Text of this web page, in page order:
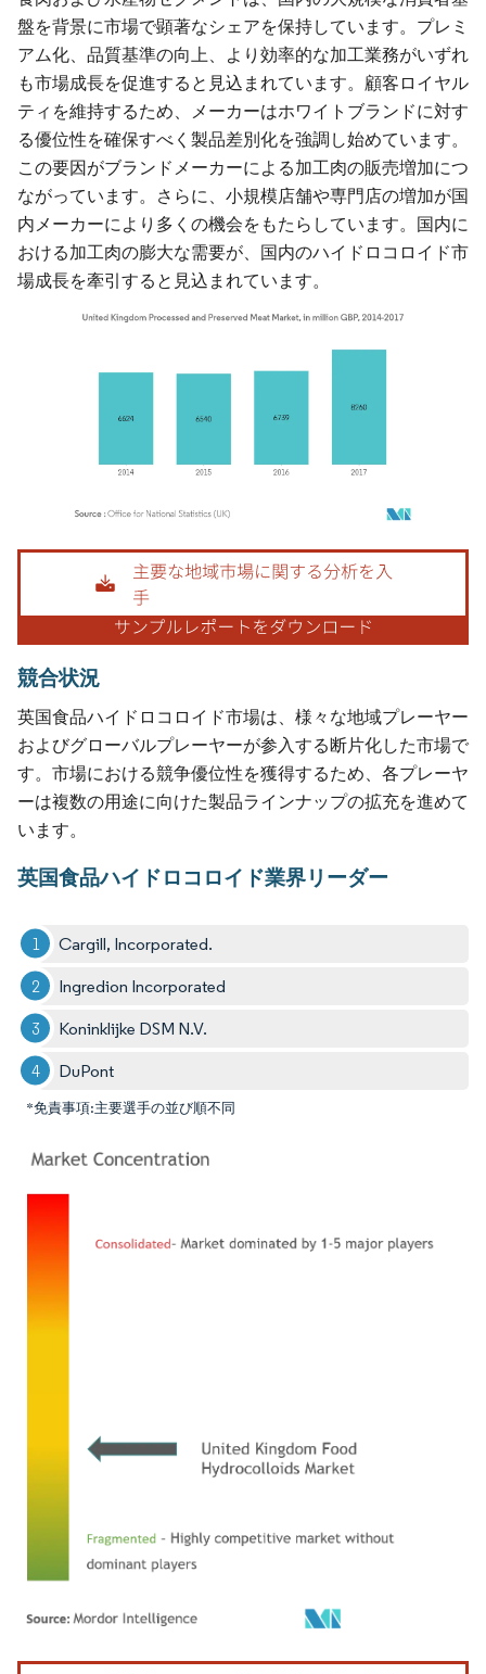
盤を背景に市場で顕著なシェアを保持しています。プレミ
アム化、品質基準の向上、より効率的な加工業務がいずれ
も市場成長を促進すると見込まれています。顧客ロイヤル
ティを維持するため、メーカーはホワイトブランドに対す
る優位性を確保すべく製品差別化を強調し始めています。
この要因がブランドメーカーによる加工肉の販売増加につ
ながっています。さらに、小規模店舗や専門店の増加が国
内メーカーにより多くの機会をもたらしています。国内に
おける加工肉の膨大な需要が、国内のハイドロコロイド市
場成長を牽引すると見込まれています。
画像 © Mordor Intelligence。再利用にはCC BY 4.0の表示が必要です。
競合状況
英国食品ハイドロコロイド市場は、様々な地域プレーヤー
およびグローバルプレーヤーが参入する断片化した市場で
す。市場における競争優位性を獲得するため、各プレーヤ
ーは複数の用途に向けた製品ラインナップの拡充を進めて
います。
英国食品ハイドロコロイド業界リーダー
Cargill, Incorporated.
Ingredion Incorporated
Koninklijke DSM N.V.
DuPont
*免責事項:主要選手の並び順不同
画像 © Mordor Intelligence。再利用にはCC BY 4.0の表示が必要です。